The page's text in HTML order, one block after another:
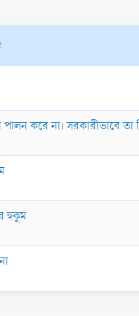
করে না। সরকারীভাবে
হুকুম